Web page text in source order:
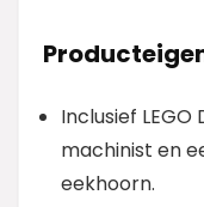
Inclusief LEGO
machinist en
eekhoorn.